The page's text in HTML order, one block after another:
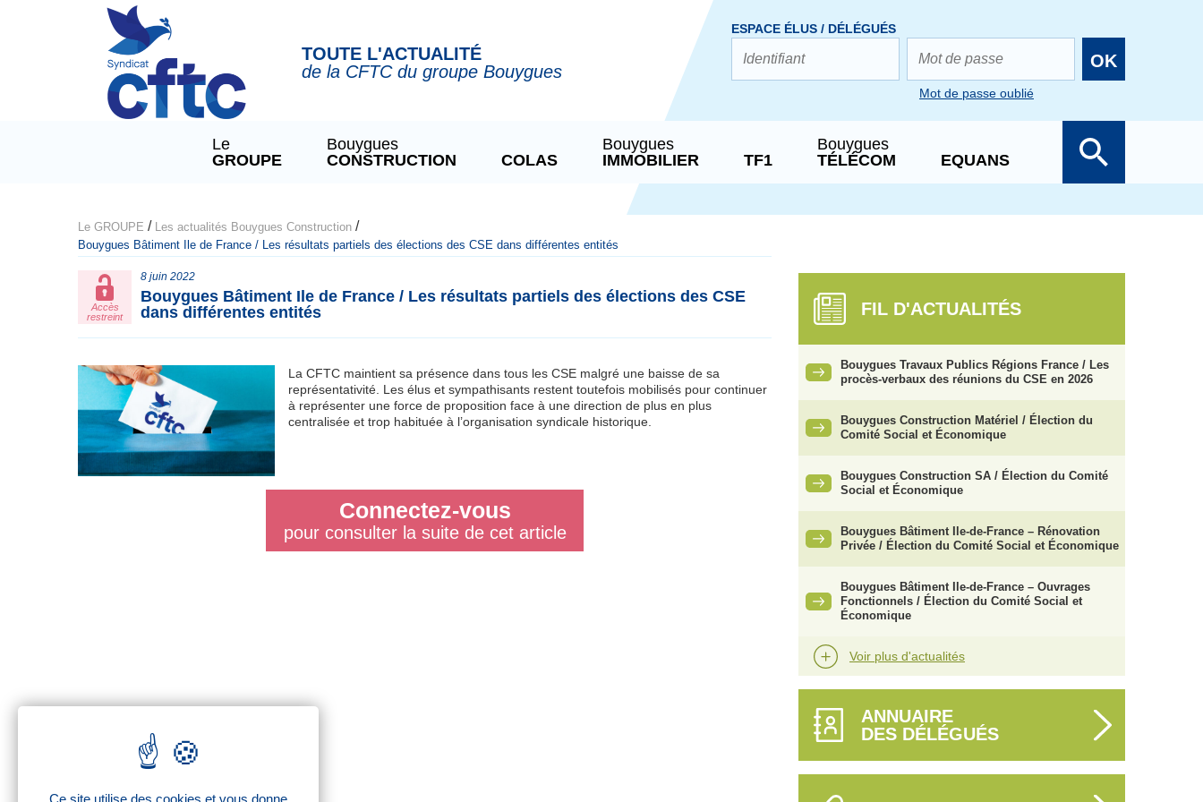
TOUTE L'ACTUALITÉ
de la CFTC du groupe Bouygues
ESPACE ÉLUS / DÉLÉGUÉS
OK
Mot de passe oublié
Le
GROUPE
Bouygues
CONSTRUCTION
COLAS
Bouygues
IMMOBILIER
TF1
Bouygues
TÉLÉCOM
EQUANS
Le GROUPE / Les actualités Bouygues Construction /
Bouygues Bâtiment Ile de France / Les résultats partiels des élections des CSE dans différentes entités
Accès
restreint
8 juin 2022
Bouygues Bâtiment Ile de France / Les résultats partiels des élections des CSE
dans différentes entités
La CFTC maintient sa présence dans tous les CSE malgré une baisse de sa
représentativité. Les élus et sympathisants restent toutefois mobilisés pour continuer
à représenter une force de proposition face à une direction de plus en plus
centralisée et trop habituée à l’organisation syndicale historique.
Connectez-vous
pour consulter la suite de cet article
FIL D'ACTUALITÉS
Bouygues Travaux Publics Régions France / Les
procès-verbaux des réunions du CSE en 2026
Bouygues Construction Matériel / Élection du
Comité Social et Économique
Bouygues Construction SA / Élection du Comité
Social et Économique
Bouygues Bâtiment Ile-de-France – Rénovation
Privée / Élection du Comité Social et Économique
Bouygues Bâtiment Ile-de-France – Ouvrages
Fonctionnels / Élection du Comité Social et
Économique
Voir plus d'actualités
ANNUAIRE
DES DÉLÉGUÉS
Panneau de gestion des cookies